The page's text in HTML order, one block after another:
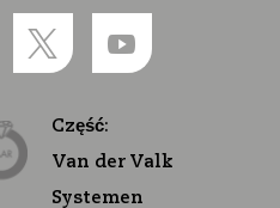
Część:
Van der Valk
Systemen